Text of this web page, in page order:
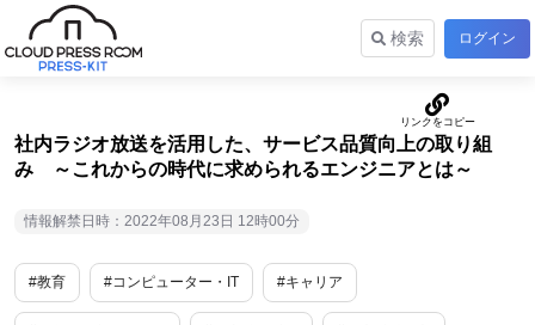
検索 ログイン
社内ラジオ放送を活用した、サービス品質向上の取り組
み ～これからの時代に求められるエンジニアとは～
情報解禁日時：2022年08月23日 12時00分
#教育 #コンピューター・IT #キャリア